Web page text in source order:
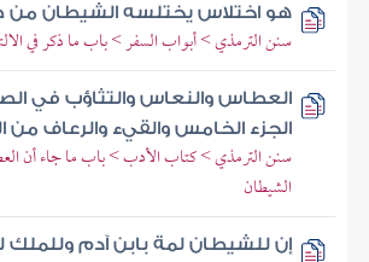
هو اختلاس يختلسه الشيطان من
سنن الترمذي > أبواب السفر > باب ما ذكر في
العطاس والنعاس والتثاؤب في
الجزء الخامس والقيء والرعاف من
سنن الترمذي > كتاب الأدب > باب ما جاء أن
الشيطان
إن للشيطان لمة بابن آدم وللملك